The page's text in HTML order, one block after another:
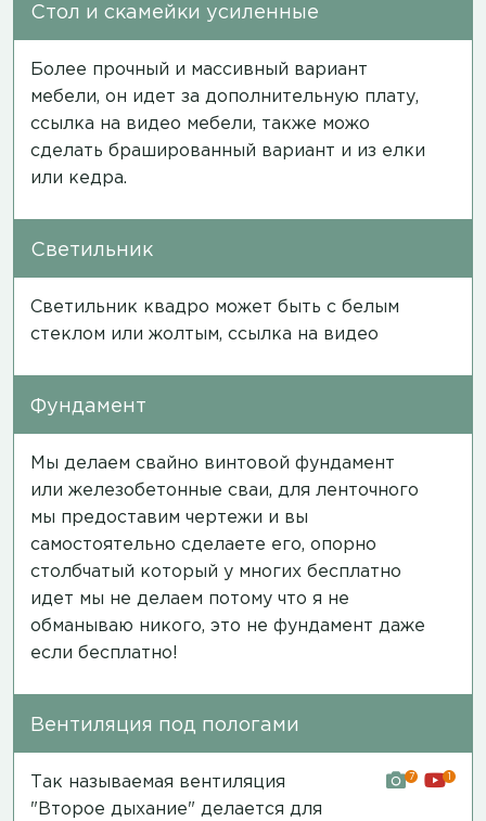
Стол и скамейки усиленные
Более прочный и массивный вариант
мебели, он идет за дополнительную плату,
ссылка на видео мебели, также можо
сделать брашированный вариант и из елки
или кедра.
Светильник
Светильник квадро может быть с белым
стеклом или жолтым, ссылка на видео
Фундамент
Мы делаем свайно винтовой фундамент
или железобетонные сваи, для ленточного
мы предоставим чертежи и вы
самостоятельно сделаете его, опорно
столбчатый который у многих бесплатно
идет мы не делаем потому что я не
обманываю никого, это не фундамент даже
если бесплатно!
Вентиляция под пологами
Так называемая вентиляция
"Второе дыхание" делается для
7 1